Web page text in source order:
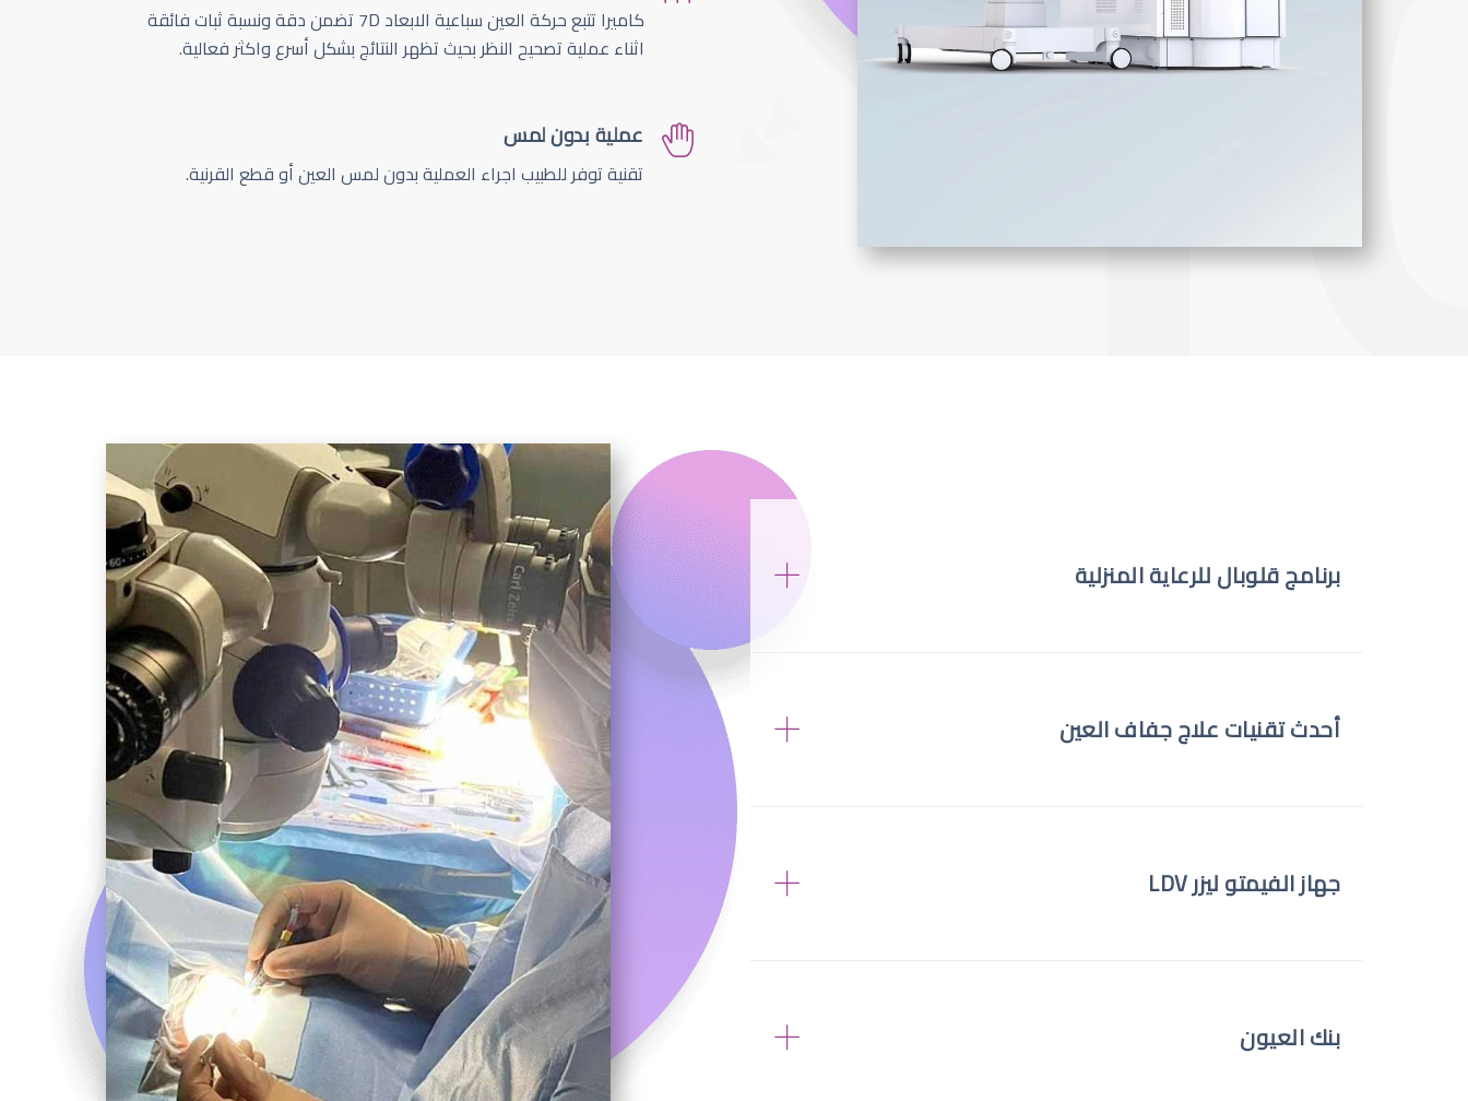
كاميرا تتبع حركة العين سباعية الابعاد 7D تضمن دقة ونسبة ثبات فائقة
اثناء عملية تصحيح النظر بحيث تظهر النتائج بشكل أسرع واكثر فعالية.
عملية بدون لمس
تقنية توفر للطبيب اجراء العملية بدون لمس العين أو قطع القرنية.
برنامج قلوبال للرعاية المنزلية
أحدث تقنيات علاج جفاف العين
جهاز الفيمتو ليزر LDV
بنك العيون